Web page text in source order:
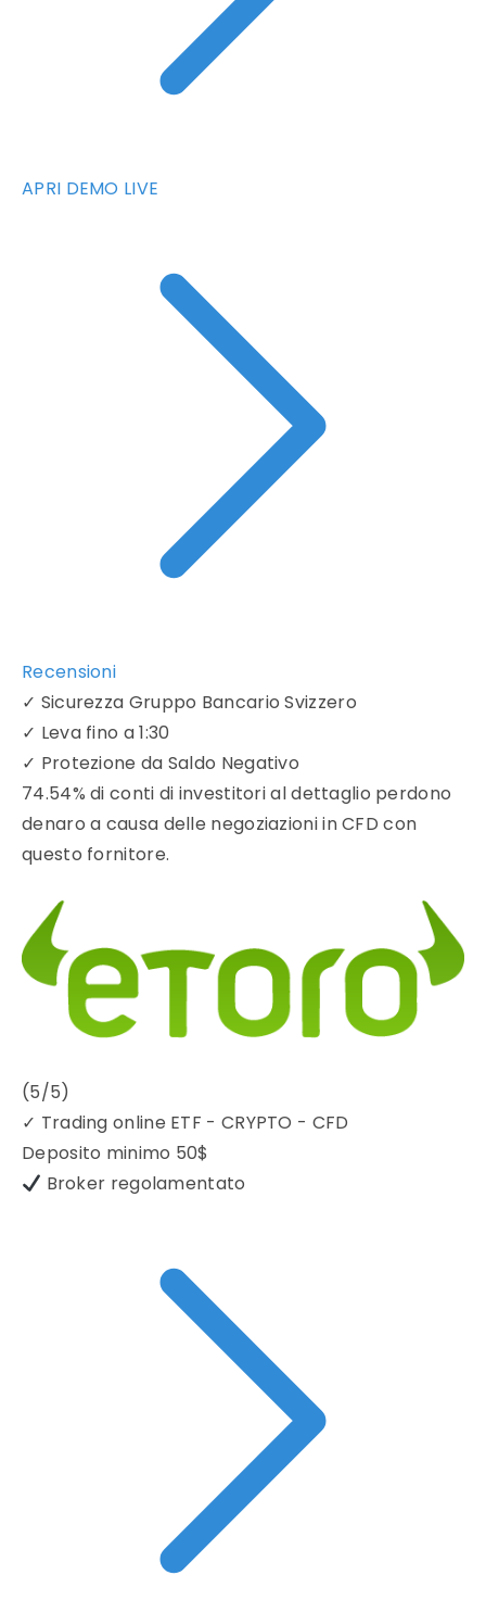
APRI DEMO LIVE
Recensioni
✓ Sicurezza Gruppo Bancario Svizzero
✓ Leva fino a 1:30
✓ Protezione da Saldo Negativo
74.54% di conti di investitori al dettaglio perdono
denaro a causa delle negoziazioni in CFD con
questo fornitore.
(5/5)
✓ Trading online ETF - CRYPTO - CFD
Deposito minimo 50$
Broker regolamentato